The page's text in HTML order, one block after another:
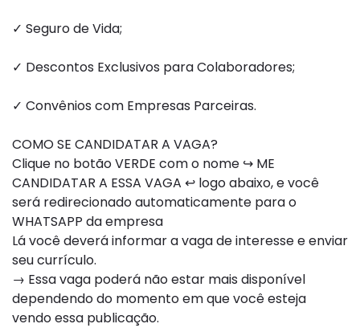
✓ Seguro de Vida;
✓ Descontos Exclusivos para Colaboradores;
✓ Convênios com Empresas Parceiras.
COMO SE CANDIDATAR A VAGA?
Clique no botão VERDE com o nome ↪ ME
CANDIDATAR A ESSA VAGA ↩ logo abaixo, e você
será redirecionado automaticamente para o
WHATSAPP da empresa
Lá você deverá informar a vaga de interesse e enviar
seu currículo.
→ Essa vaga poderá não estar mais disponível
dependendo do momento em que você esteja
vendo essa publicação.